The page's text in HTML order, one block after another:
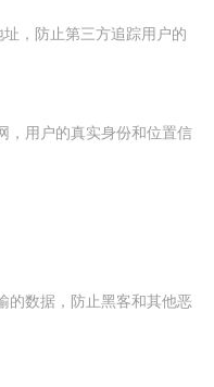
，防止第三方追踪用户的
，用户的真实身份和位置信
的数据，防止黑客和其他恶